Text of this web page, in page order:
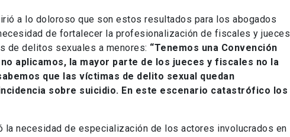
a lo doloroso que son estos resultados para los abogados
de fortalecer la profesionalización de fiscales y jueces
de delitos sexuales a menores: “Tenemos una Convención
aplicamos, la mayor parte de los jueces y fiscales no la
que las víctimas de delito sexual quedan
sobre suicidio. En este escenario catastrófico los
la necesidad de especialización de los actores involucrados en